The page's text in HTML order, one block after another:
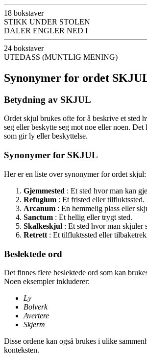
18 bokstaver
STIKK UNDER STOLEN
DALER ENGLER NED I
24 bokstaver
UTEDASS (MUNTLIG MENING)
Synonymer for ordet
Betydning av SKJUL
Ordet skjul brukes ofte for å beskrive et sted
seg eller beskytte seg mot noe eller noen.
som gir ly eller beskyttelse.
Synonymer for SKJUL
Her er en liste over synonymer for ordet skjul:
Gjemmested : Et sted hvor man kan
Refugium : Et fristed eller tilfluktssted.
Arcanum : En hemmelig plass eller
Sanctum : Et hellig eller trygt sted.
Skalkeskjul : Et sted hvor man skjuler
Retrett : Et tilfluktssted eller
Beslektede ord
Det finnes flere beslektede ord som kan
Noen eksempler inkluderer:
Ly
Bolverk
Avertere
Skjerm
Disse ordene kan også brukes i ulike
konteksten.